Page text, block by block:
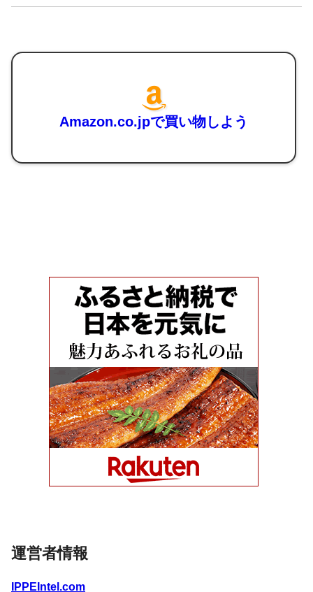
Amazon.co.jpで買い物しよう
運営者情報
IPPEIntel.com